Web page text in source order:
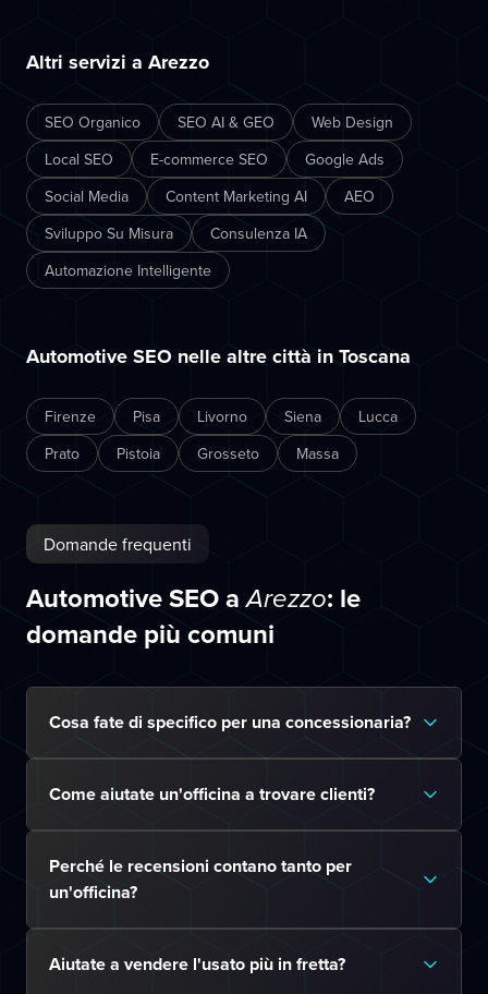
Altri servizi a Arezzo
SEO Organico SEO AI & GEO
Web Design
Local SEO
E-commerce SEO
Google Ads
Social Media
Content Marketing AI
AEO
Sviluppo Su Misura
Consulenza IA
Automazione Intelligente
Automotive SEO nelle altre città in Toscana
Firenze Pisa Livorno Siena
Lucca
Prato
Pistoia Grosseto Massa
Domande frequenti
Automotive SEO aArezzo: le
domande più comuni
Cosa fate di specifico per una concessionaria?
Come aiutate un'officina a trovare clienti?
Perché le recensioni contano tanto per
un'officina?
Aiutate a vendere l'usato più in fretta?